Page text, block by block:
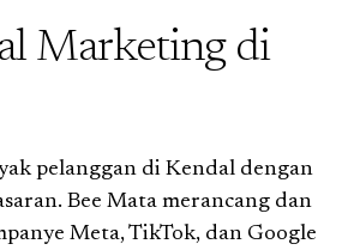
Marketing di
pelanggan di Kendal dengan
Bee Mata merancang dan
Meta, TikTok, dan Google